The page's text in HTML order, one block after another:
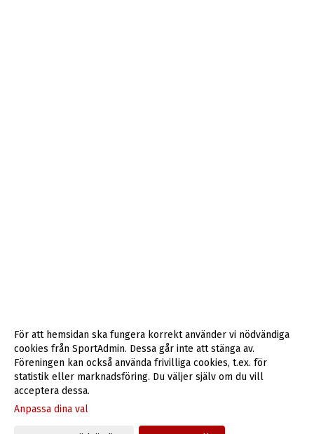
Gå till Webbversion
För att hemsidan ska fungera korrekt använder vi nödvändiga
cookies från SportAdmin. Dessa går inte att stänga av.
Föreningen kan också använda frivilliga cookies, t.ex. för
statistik eller marknadsföring. Du väljer själv om du vill
acceptera dessa.
Anpassa dina val